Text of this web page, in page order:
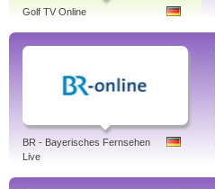
Golf TV Online
BR - Bayerisches Fernsehen
Live